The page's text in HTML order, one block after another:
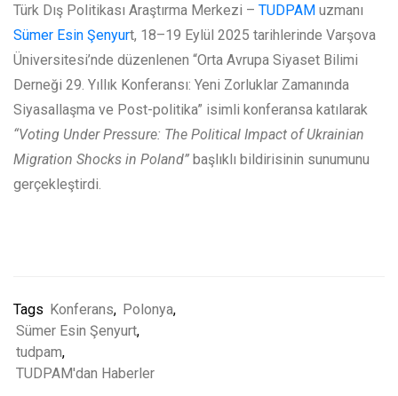
Türk Dış Politikası Araştırma Merkezi – TUDPAM uzmanı
Sümer Esin Şenyurt, 18–19 Eylül 2025 tarihlerinde Varşova
Üniversitesi’nde düzenlenen “Orta Avrupa Siyaset Bilimi
Derneği 29. Yıllık Konferansı: Yeni Zorluklar Zamanında
Siyasallaşma ve Post-politika” isimli konferansa katılarak
“Voting Under Pressure: The Political Impact of Ukrainian
Migration Shocks in Poland” başlıklı bildirisinin sunumunu
gerçekleştirdi.
Tags Konferans, Polonya,
Sümer Esin Şenyurt,
tudpam,
TUDPAM'dan Haberler